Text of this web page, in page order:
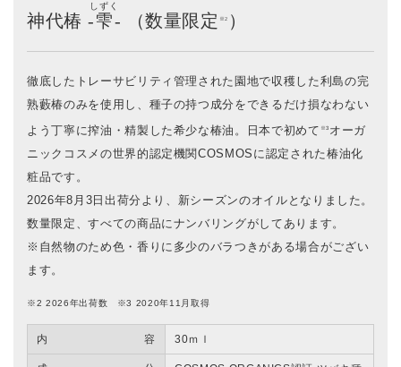
神代椿 -雫
しずく
- （数量限定 ※2 ）
徹底したトレーサビリティ管理された園地で収穫した利島の完
熟藪椿のみを使用し、種子の持つ成分をできるだけ損なわない
よう丁寧に搾油・精製した希少な椿油。日本で初めて ※3 オーガ
ニックコスメの世界的認定機関COSMOSに認定された椿油化
粧品です。
2026年8月3日出荷分より、新シーズンのオイルとなりました。
数量限定、すべての商品にナンバリングがしてあります。
※自然物のため色・香りに多少のバラつきがある場合がござい
ます。
※2 2026年出荷数 ※3 2020年11月取得
内容 30ｍｌ